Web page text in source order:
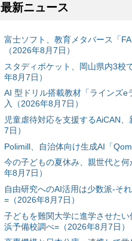
最新ニュース
富⼠ソフト、教育メタバース「
（2026年8月7日）
スタディポケット、岡山県内3校
年8月7日）
AI 型ドリル搭載教材「ラインズ
入（2026年8月7日）
児童虐待対応を支援するAiCAN
7日）
Polimill、自治体向け生成AI「
今の子どもの夏休み、親世代と
年8月7日）
自由研究へのAI活用は少数派-そ
=（2026年8月7日）
子どもを難関大学に進学させた
浜予備校調べ=（2026年8月7日）